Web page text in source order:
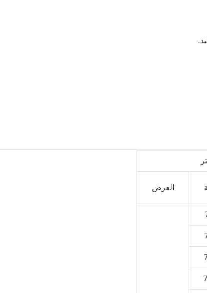
العرض